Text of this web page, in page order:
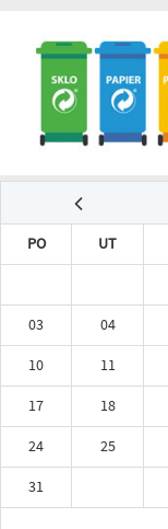
PO UT
03
04
10
11
17
18
24
25
31